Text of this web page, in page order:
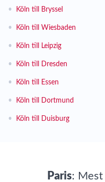
• Köln till Bryssel
• Köln till Wiesbaden
• Köln till Leipzig
• Köln till Dresden
• Köln till Essen
• Köln till Dortmund
• Köln till Duisburg
Paris: Mest